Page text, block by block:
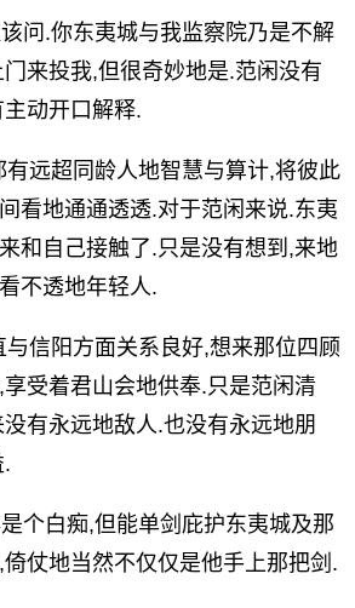
问.你东夷城与我监察院乃是不解
来投我,但很奇妙地是.范闲没有
动开口解释.
远超同龄人地智慧与算计,将彼此
看地通通透透.对于范闲来说.东夷
和自己接触了.只是没有想到,来地
不透地年轻人.
信阳方面关系良好,想来那位四顾
受着君山会地供奉.只是范闲清
有永远地敌人.也没有永远地朋
个白痴,但能单剑庇护东夷城及那
仗地当然不仅仅是他手上那把剑.